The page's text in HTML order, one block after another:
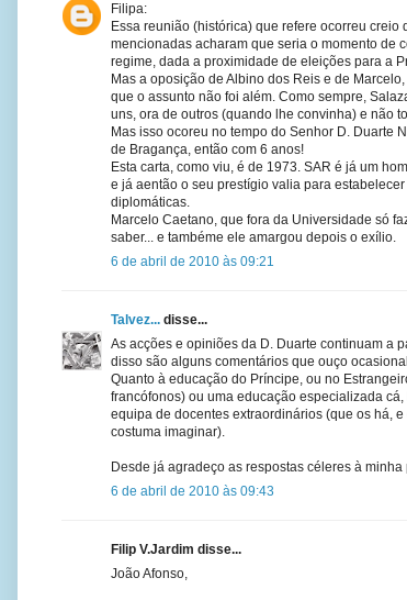
Filipa:
Essa reunião (histórica) que refere ocorreu creio
mencionadas acharam que seria o momento de
regime, dada a proximidade de eleições para a
Mas a oposição de Albino dos Reis e de
que o assunto não foi além. Como sempre,
uns, ora de outros (quando lhe convinha) e não
Mas isso ocoreu no tempo do Senhor D. Duarte
de Bragança, então com 6 anos!
Esta carta, como viu, é de 1973. SAR é já um
e já aentão o seu prestígio valia para
diplomáticas.
Marcelo Caetano, que fora da Universidade só
saber... e tambéme ele amargou depois o exílio.
6 de abril de 2010 às 09:21
Talvez... disse...
As acções e opiniões da D. Duarte continuam a
disso são alguns comentários que ouço
Quanto à educação do Príncipe, ou no
francófonos) ou uma educação especializada
equipa de docentes extraordinários (que os há,
costuma imaginar).
Desde já agradeço as respostas céleres à minha
6 de abril de 2010 às 09:43
Filip V.Jardim disse...
João Afonso,